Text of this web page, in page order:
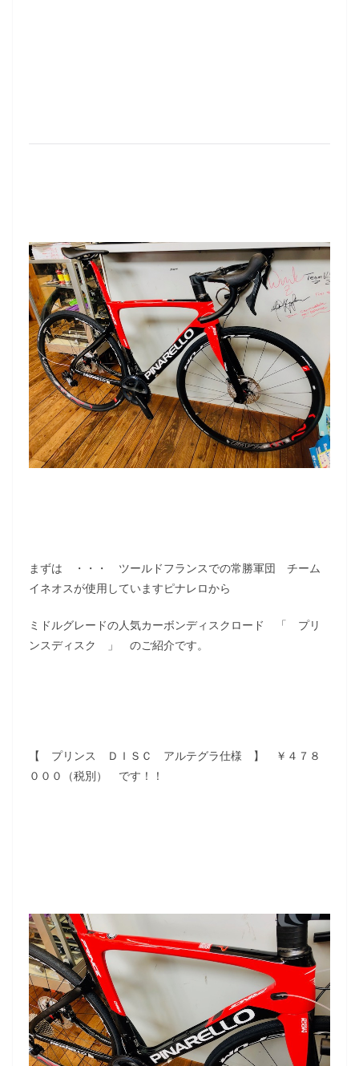
まずは ・・・ ツールドフランスでの常勝軍団 チーム
イネオスが使用していますピナレロから
ミドルグレードの人気カーボンディスクロード 「 プリ
ンスディスク 」 のご紹介です。
【 プリンス ＤＩＳＣ アルテグラ仕様 】 ￥４７８
０００（税別） です！！